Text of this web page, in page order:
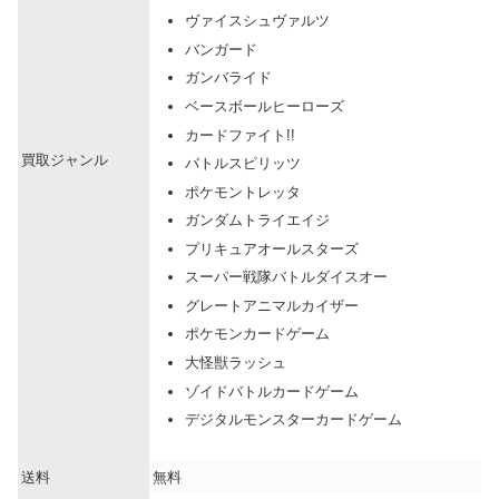
買取ジャンル
ヴァイスシュヴァルツ
バンガード
ガンバライド
ベースボールヒーローズ
カードファイト!!
バトルスピリッツ
ポケモントレッタ
ガンダムトライエイジ
プリキュアオールスターズ
スーパー戦隊バトルダイスオー
グレートアニマルカイザー
ポケモンカードゲーム
大怪獣ラッシュ
ゾイドバトルカードゲーム
デジタルモンスターカードゲーム
送料 無料